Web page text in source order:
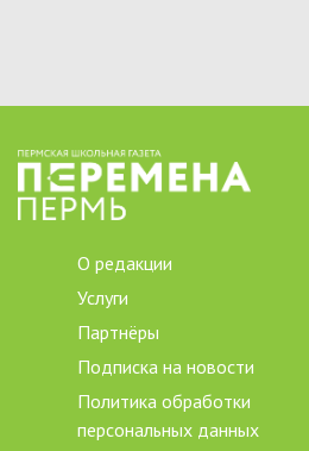
О редакции
Услуги
Партнёры
Подписка на новости
Политика обработки
персональных данных